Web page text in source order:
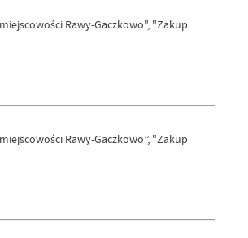
Rawy-Gaczkowo", "Zakup
Rawy-Gaczkowo’’, "Zakup